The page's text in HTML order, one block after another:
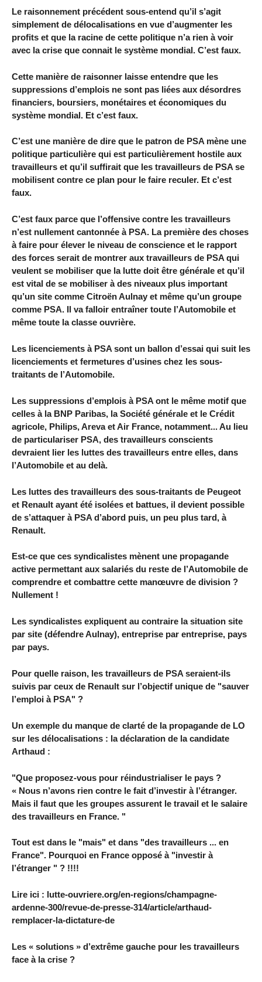
Le raisonnement précédent sous-entend qu’il s’agit
simplement de délocalisations en vue d’augmenter les
profits et que la racine de cette politique n’a rien à voir
avec la crise que connait le système mondial. C’est faux.
Cette manière de raisonner laisse entendre que les
suppressions d’emplois ne sont pas liées aux désordres
financiers, boursiers, monétaires et économiques du
système mondial. Et c’est faux.
C’est une manière de dire que le patron de PSA mène une
politique particulière qui est particulièrement hostile aux
travailleurs et qu’il suffirait que les travailleurs de PSA se
mobilisent contre ce plan pour le faire reculer. Et c’est
faux.
C’est faux parce que l’offensive contre les travailleurs
n’est nullement cantonnée à PSA. La première des choses
à faire pour élever le niveau de conscience et le rapport
des forces serait de montrer aux travailleurs de PSA qui
veulent se mobiliser que la lutte doit être générale et qu’il
est vital de se mobiliser à des niveaux plus important
qu’un site comme Citroën Aulnay et même qu’un groupe
comme PSA. Il va falloir entraîner toute l’Automobile et
même toute la classe ouvrière.
Les licenciements à PSA sont un ballon d’essai qui suit les
licenciements et fermetures d’usines chez les sous-
traitants de l’Automobile.
Les suppressions d’emplois à PSA ont le même motif que
celles à la BNP Paribas, la Société générale et le Crédit
agricole, Philips, Areva et Air France, notamment... Au lieu
de particulariser PSA, des travailleurs conscients
devraient lier les luttes des travailleurs entre elles, dans
l’Automobile et au delà.
Les luttes des travailleurs des sous-traitants de Peugeot
et Renault ayant été isolées et battues, il devient possible
de s’attaquer à PSA d’abord puis, un peu plus tard, à
Renault.
Est-ce que ces syndicalistes mènent une propagande
active permettant aux salariés du reste de l’Automobile de
comprendre et combattre cette manœuvre de division ?
Nullement !
Les syndicalistes expliquent au contraire la situation site
par site (défendre Aulnay), entreprise par entreprise, pays
par pays.
Pour quelle raison, les travailleurs de PSA seraient-ils
suivis par ceux de Renault sur l’objectif unique de "sauver
l’emploi à PSA" ?
Un exemple du manque de clarté de la propagande de LO
sur les délocalisations : la déclaration de la candidate
Arthaud :
"Que proposez-vous pour réindustrialiser le pays ?
« Nous n’avons rien contre le fait d’investir à l’étranger.
Mais il faut que les groupes assurent le travail et le salaire
des travailleurs en France. "
Tout est dans le "mais" et dans "des travailleurs ... en
France". Pourquoi en France opposé à "investir à
l’étranger " ? !!!!
Lire ici : lutte-ouvriere.org/en-regions/champagne-
ardenne-300/revue-de-presse-314/article/arthaud-
remplacer-la-dictature-de
Les « solutions » d’extrême gauche pour les travailleurs
face à la crise ?